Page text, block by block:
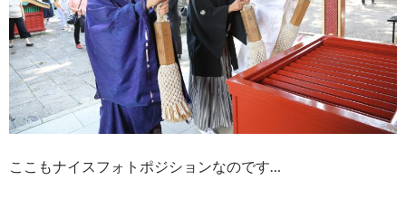
ここもナイスフォトポジションなのです…